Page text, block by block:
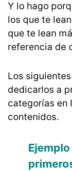
Y lo hago
los que te
que te lean
referencia de
Los
dedicarlos a
categorías en
contenidos.